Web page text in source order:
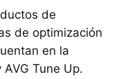
de
de optimización
en la
Tune Up.